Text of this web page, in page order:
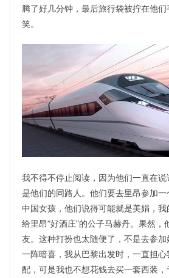
腾了好几分钟，最后旅行袋被拧在他
笑。
我不得不停止阅读，因为他们一直在
是他们的同路人。他们要去里昂参加
中国女孩，他们说得可能就是美娟，
给里昂“好酒庄”的公子马赫丹。果然，
友。这种打扮也太随便了，不是去参
一阵暗喜，我从巴黎出发时，一直担
配，可是我也不想花钱去买一套西装